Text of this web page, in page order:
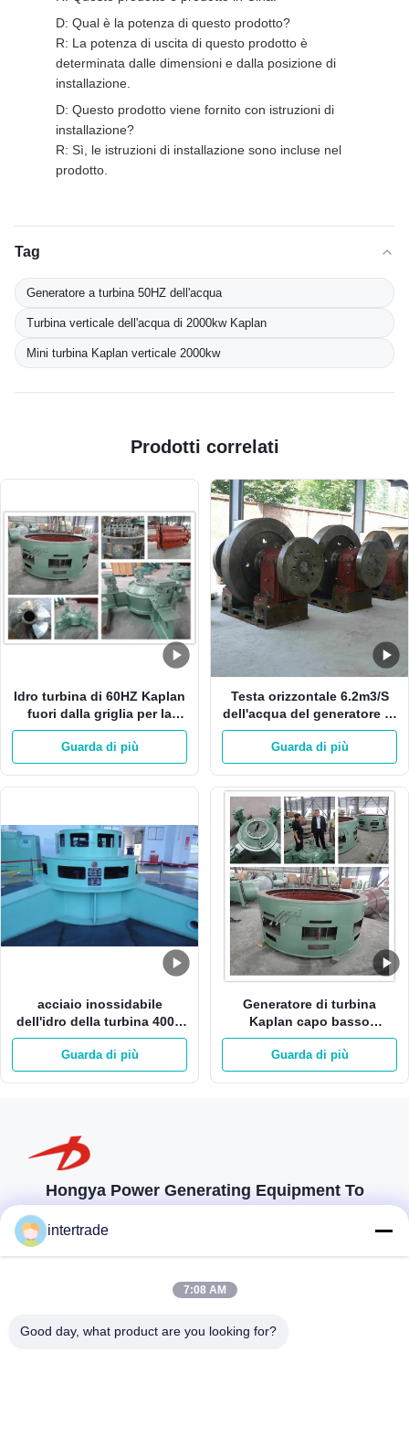
D: Qual è la potenza di questo prodotto?
R: La potenza di uscita di questo prodotto è
determinata dalle dimensioni e dalla posizione di
installazione.
D: Questo prodotto viene fornito con istruzioni di
installazione?
R: Sì, le istruzioni di installazione sono incluse nel
prodotto.
Tag
Generatore a turbina 50HZ dell'acqua
Turbina verticale dell'acqua di 2000kw Kaplan
Mini turbina Kaplan verticale 2000kw
Prodotti correlati
Idro turbina di 60HZ Kaplan
fuori dalla griglia per la
turbina di Mini Hydro
Station Vertical Kaplan
Guarda di più
Testa orizzontale 6.2m3/S
dell'acqua del generatore di
turbina Kaplan 1MW 19m
Guarda di più
acciaio inossidabile
dell'idro della turbina 400V
Kaplan di Kaplan dell'acqua
4000kw turbina della ruota
Guarda di più
Generatore di turbina
Kaplan capo basso
verticale 42m 980kw 3m3/S
Guarda di più
Hongya Power Generating Equipment To
soluzioni su misura per soddisfare le esigenze dei clienti
86-28-37561966-8:00
intertrade
7:08 AM
Good day, what product are you looking for?